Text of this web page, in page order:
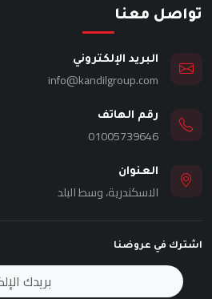
تواصل معنا
البريد الإلكتروني
info@kandilgroup.com
رقم الهاتف
01005739646
العنوان
الاسكندرية، وسط البلد
اشترك في عروضنا